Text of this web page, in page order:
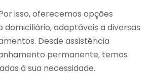
isso, oferecemos opções
domiciliário, adaptáveis a diversas
Desde assistência
permanente, temos
à sua necessidade.